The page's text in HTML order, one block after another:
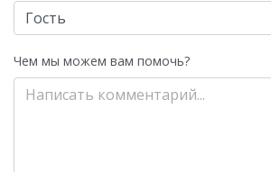
Чем мы можем вам помочь?